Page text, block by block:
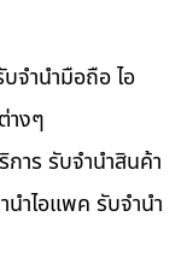
จำนำมือถือ ไอ
างๆ
าร รับจำนำสินค้า
ำไอแพค รับจำนำ